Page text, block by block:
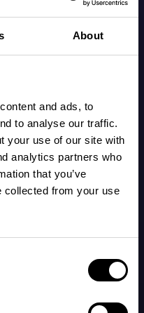
About
and ads, to
to analyse our traffic.
your use of our site with
analytics partners who
that you’ve
collected from your use
app, fordi en udhvilet
bedre.
har brug for, til at
søvn-app, der hjælper
optimale søvnplan.
sammen med teknologi